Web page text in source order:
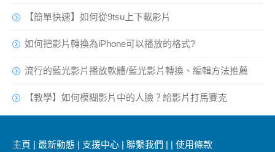
【簡單快速】如何從9tsu上下載影片
如何把影片轉換為iPhone可以播放的格式?
流行的藍光影片播放軟體/藍光影片轉換、編輯方法推薦
【教學】如何模糊影片中的人臉？給影片打馬賽克
主頁 |最新動態 | 支援中心 |聯繫我們 | |使用條款